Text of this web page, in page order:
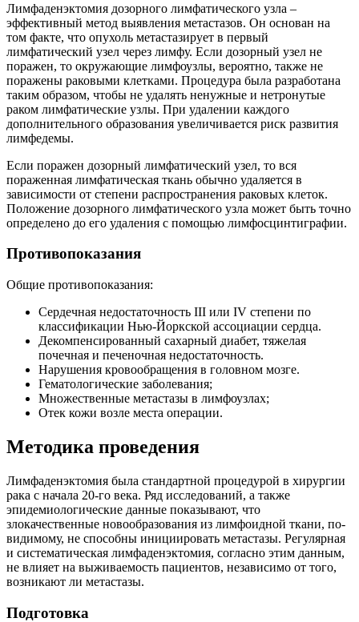
Лимфаденэктомия дозорного лимфатического узла –
эффективный метод выявления метастазов. Он основан на
том факте, что опухоль метастазирует в первый
лимфатический узел через лимфу. Если дозорный узел не
поражен, то окружающие лимфоузлы, вероятно, также не
поражены раковыми клетками. Процедура была разработана
таким образом, чтобы не удалять ненужные и нетронутые
раком лимфатические узлы. При удалении каждого
дополнительного образования увеличивается риск развития
лимфедемы.
Если поражен дозорный лимфатический узел, то вся
пораженная лимфатическая ткань обычно удаляется в
зависимости от степени распространения раковых клеток.
Положение дозорного лимфатического узла может быть точно
определено до его удаления с помощью лимфосцинтиграфии.
Противопоказания
Общие противопоказания:
Сердечная недостаточность III или IV степени по
классификации Нью-Йоркской ассоциации сердца.
Декомпенсированный сахарный диабет, тяжелая
почечная и печеночная недостаточность.
Нарушения кровообращения в головном мозге.
Гематологические заболевания;
Множественные метастазы в лимфоузлах;
Отек кожи возле места операции.
Методика проведения
Лимфаденэктомия была стандартной процедурой в хирургии
рака с начала 20-го века. Ряд исследований, а также
эпидемиологические данные показывают, что
злокачественные новообразования из лимфоидной ткани, по-
видимому, не способны инициировать метастазы. Регулярная
и систематическая лимфаденэктомия, согласно этим данным,
не влияет на выживаемость пациентов, независимо от того,
возникают ли метастазы.
Подготовка